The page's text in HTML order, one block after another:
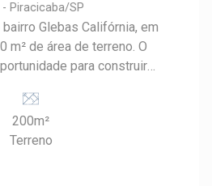
Piracicaba/SP
Glebas Califórnia, em
m² de área de terreno. O
para construir
- 200 m² de área
no bairro Glebas
200m²
Terreno